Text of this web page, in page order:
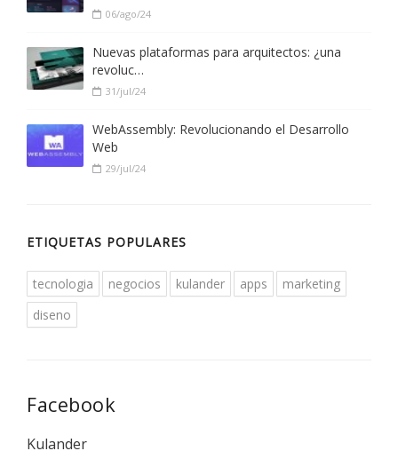
06/ago/24
Nuevas plataformas para arquitectos: ¿una
revoluc…
31/jul/24
WebAssembly: Revolucionando el Desarrollo
Web
29/jul/24
ETIQUETAS POPULARES
tecnologia negocios kulander apps
marketing
diseno
Facebook
Kulander